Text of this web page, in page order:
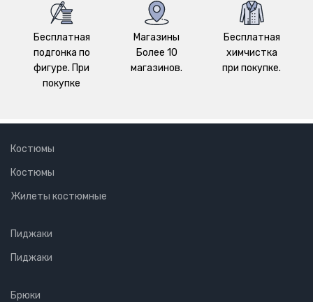
Бесплатная
подгонка по
фигуре. При
покупке
Магазины
Более 10
магазинов.
Бесплатная
химчистка
при покупке.
Костюмы
Костюмы
Жилеты костюмные
Пиджаки
Пиджаки
Брюки